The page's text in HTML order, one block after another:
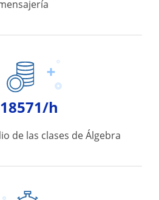
h
de las clases de Álgebra